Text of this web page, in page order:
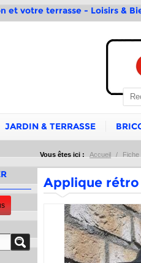
et votre terrasse - Loisirs &
JARDIN & TERRASSE
Vous êtes ici : Accueil / Fiche
Applique